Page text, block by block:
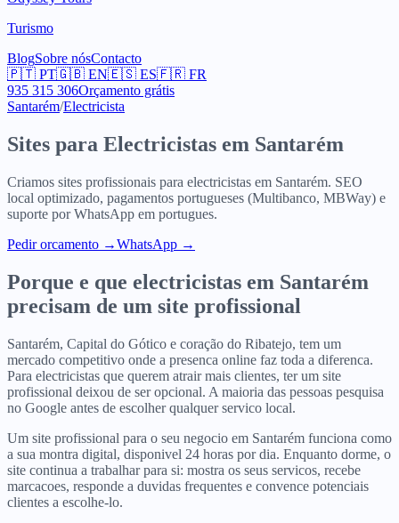
Turismo
BlogSobre nósContacto
🇵🇹 PT🇬🇧 EN🇪🇸 ES🇫🇷 FR
935 315 306Orçamento grátis
Santarém/Electricista
Sites para Electricistas em Santarém
Criamos sites profissionais para electricistas em Santarém. SEO
local optimizado, pagamentos portugueses (Multibanco, MBWay) e
suporte por WhatsApp em portugues.
Pedir orcamento →WhatsApp →
Porque e que electricistas em Santarém
precisam de um site profissional
Santarém, Capital do Gótico e coração do Ribatejo, tem um
mercado competitivo onde a presenca online faz toda a diferenca.
Para electricistas que querem atrair mais clientes, ter um site
profissional deixou de ser opcional. A maioria das pessoas pesquisa
no Google antes de escolher qualquer servico local.
Um site profissional para o seu negocio em Santarém funciona como
a sua montra digital, disponivel 24 horas por dia. Enquanto dorme, o
site continua a trabalhar para si: mostra os seus servicos, recebe
marcacoes, responde a duvidas frequentes e convence potenciais
clientes a escolhe-lo.